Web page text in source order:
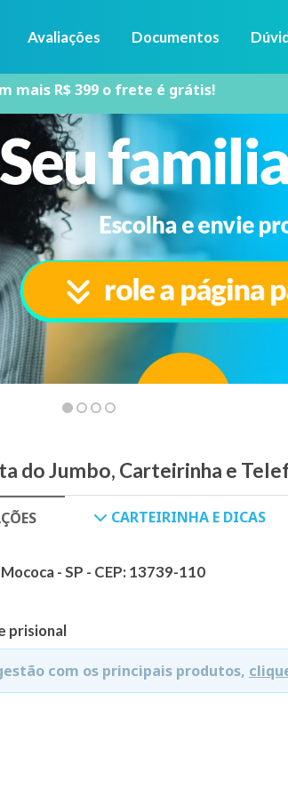
Avaliações Documentos
mais R$ 399 o frete é grátis!
do Jumbo, Carteirinha e
CARTEIRINHA E DICAS
- SP - CEP: 13739-110
prisional
com os principais produtos,